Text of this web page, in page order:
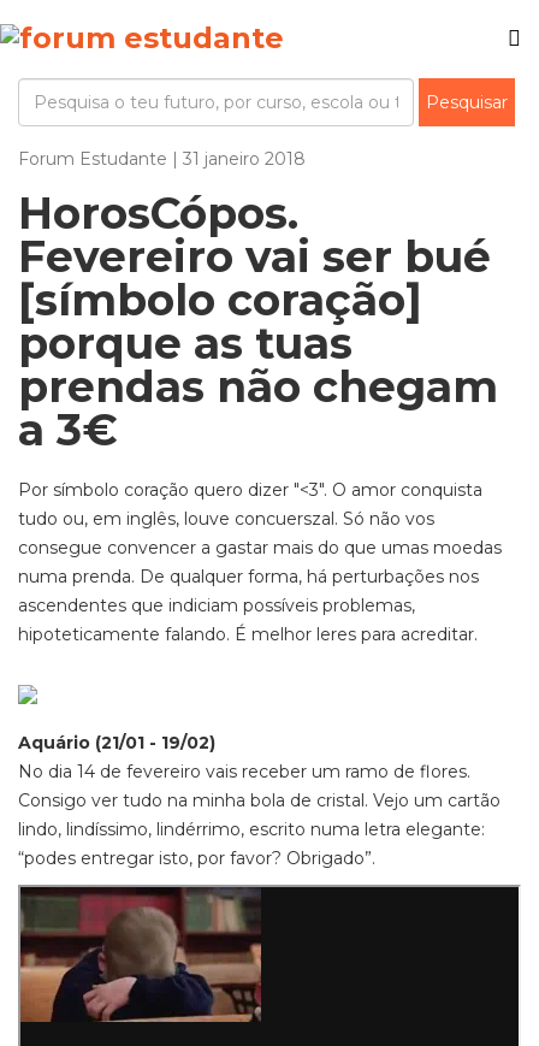
Forum Estudante | 31 janeiro 2018
HorosCópos.
Fevereiro vai ser bué
[símbolo coração]
porque as tuas
prendas não chegam
a 3€
Por símbolo coração quero dizer "<3". O amor conquista
tudo ou, em inglês, louve concuerszal. Só não vos
consegue convencer a gastar mais do que umas moedas
numa prenda. De qualquer forma, há perturbações nos
ascendentes que indiciam possíveis problemas,
hipoteticamente falando. É melhor leres para acreditar.
Aquário (21/01 - 19/02)
No dia 14 de fevereiro vais receber um ramo de flores.
Consigo ver tudo na minha bola de cristal. Vejo um cartão
lindo, lindíssimo, lindérrimo, escrito numa letra elegante:
“podes entregar isto, por favor? Obrigado”.